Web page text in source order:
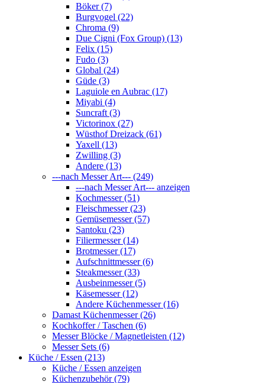
Böker (7)
Burgvogel (22)
Chroma (9)
Due Cigni (Fox Group) (13)
Felix (15)
Fudo (3)
Global (24)
Güde (3)
Laguiole en Aubrac (17)
Miyabi (4)
Suncraft (3)
Victorinox (27)
Wüsthof Dreizack (61)
Yaxell (13)
Zwilling (3)
Andere (13)
---nach Messer Art--- (249)
---nach Messer Art--- anzeigen
Kochmesser (51)
Fleischmesser (23)
Gemüsemesser (57)
Santoku (23)
Filiermesser (14)
Brotmesser (17)
Aufschnittmesser (6)
Steakmesser (33)
Ausbeinmesser (5)
Käsemesser (12)
Andere Küchenmesser (16)
Damast Küchenmesser (26)
Kochkoffer / Taschen (6)
Messer Blöcke / Magnetleisten (12)
Messer Sets (6)
Küche / Essen (213)
Küche / Essen anzeigen
Küchenzubehör (79)